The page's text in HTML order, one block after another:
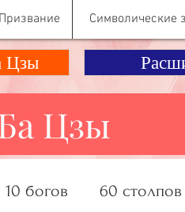
Призвание Символические
Цзы
Цзы
10 богов 60